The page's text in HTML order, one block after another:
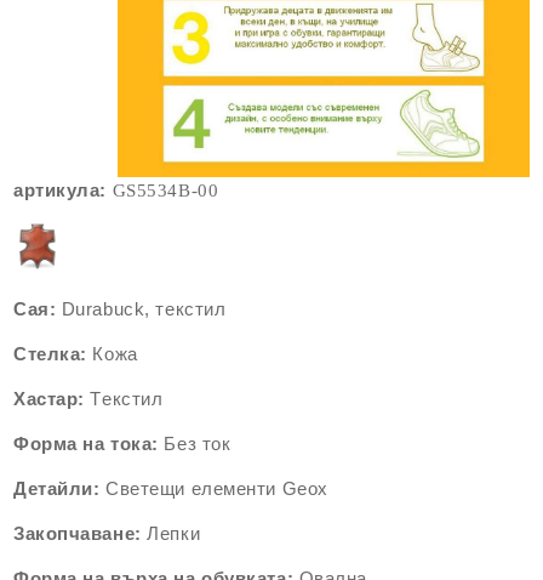
артикула: GS5534B-00
Сая: Durabuck, текстил
Стелка: Кожа
Хастар: Tекстил
Форма на тока: Без ток
Детайли:Светещи елементи Geox
Закопчаване: Лепки